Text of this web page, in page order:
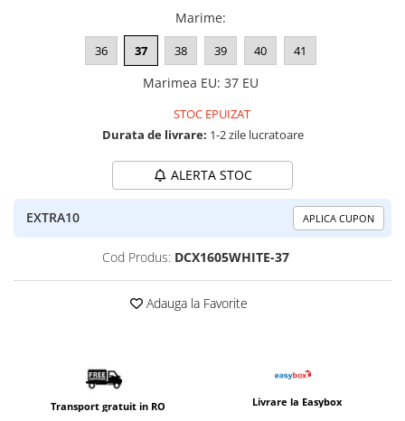
Marime:
36 37 38 39 40 41
Marimea EU: 37 EU
STOC EPUIZAT
Durata de livrare: 1-2 zile lucratoare
ALERTA STOC
EXTRA10 APLICA CUPON
Cod Produs: DCX1605WHITE-37
Adauga la Favorite
Transport gratuit in RO Livrare la Easybox